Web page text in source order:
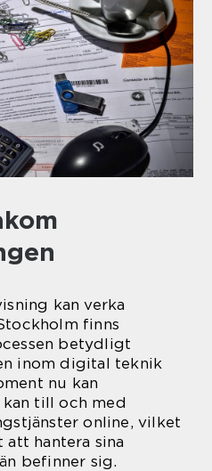
kan verka
finns
betydligt
inom digital teknik
nu kan
till och med
online, vilket
hantera sina
befinner sig.